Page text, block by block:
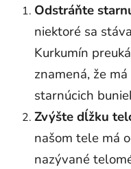
Odstráňte
niektoré sa
Kurkumín
znamená, že
starnúcich
Zvýšte dĺžku
našom tele má
nazývané